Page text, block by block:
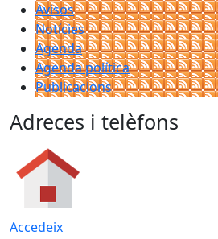
Avisos
Notícies
Agenda
Agenda política
Publicacions
Adreces i telèfons
Accedeix